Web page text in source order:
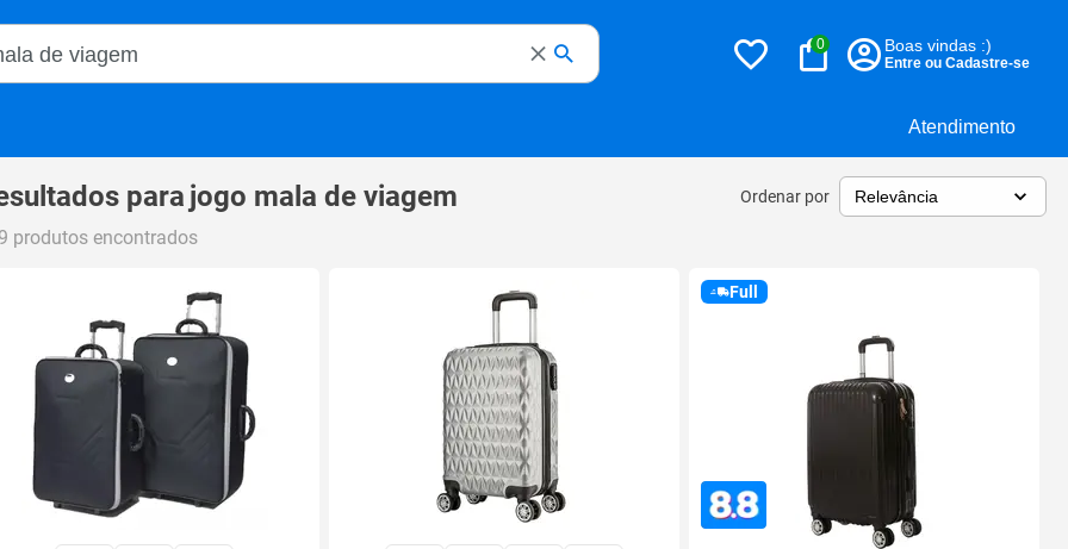
Atendimento
Magalu
0 Boas vindas :)
Entre ou Cadastre-se
para jogo mala de viagem Ordenar por
produtos encontrados
Full